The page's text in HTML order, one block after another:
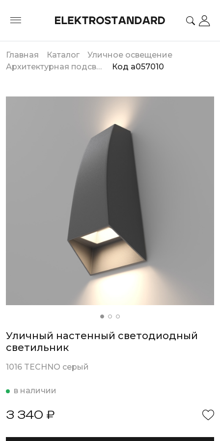
Главная Каталог
Уличное освещение
Архитектурная подсветка
Код a057010
Уличный настенный светодиодный
светильник
1016 TECHNO серый
в наличии
3 340 ₽